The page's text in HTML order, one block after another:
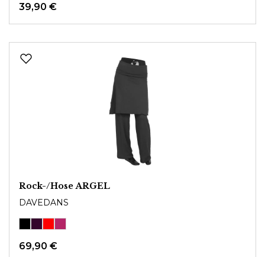
39,90 €
Rock-/Hose ARGEL
DAVEDANS
69,90 €